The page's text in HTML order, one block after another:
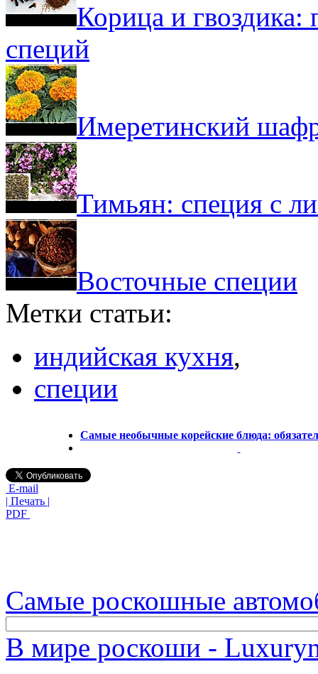
Корица и гвоздика:
специй
Имеретинский
Тимьян: специя с
Восточные специи
Метки статьи:
индийская кухня,
специи
Самые необычные корейские блюда:
E-mail
| Печать |
PDF
Самые роскошные
В мире роскоши -